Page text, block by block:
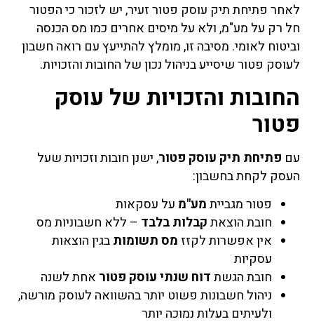
לאחר פתיחת תיק עוסק פטור זעיר, יש לזכור כי הפטור
חל רק על מע"מ, ולא על מיסים אחרים כמו מס הכנסה
וביטוח לאומי. מסיבה זו, מומלץ להתייעץ עם רואה חשבון
לעוסק פטור שיסייע בניהול נכון של החובות והזכויות.
החובות והזכויות של עוסק
פטור
עם פתיחת תיק עוסק פטור, ישנן חובות וזכויות שעל
העסק לקחת בחשבון:
פטור מגבייתמע"מ על עסקאות
חובת הוצאתקבלות בלבד – ללא חשבוניות מס
אין אפשרות לקזז מס תשומותבגין הוצאות
עסקיות
חובת הגשתדוח שנתי עוסק פטור אחת לשנה
ניהול חשבונות פשוט יותר בהשוואה לעוסק מורשה,
ולעיתים בעלות נמוכה יותר